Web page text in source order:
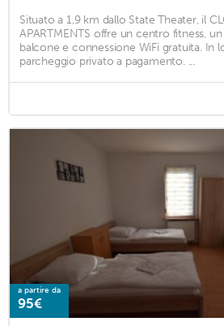
Situato a 1,9 km dallo State Theater, il
APARTMENTS offre un centro fitness,
balcone e connessione WiFi gratuita. In
parcheggio privato a pagamento. ...
a partire da
95€